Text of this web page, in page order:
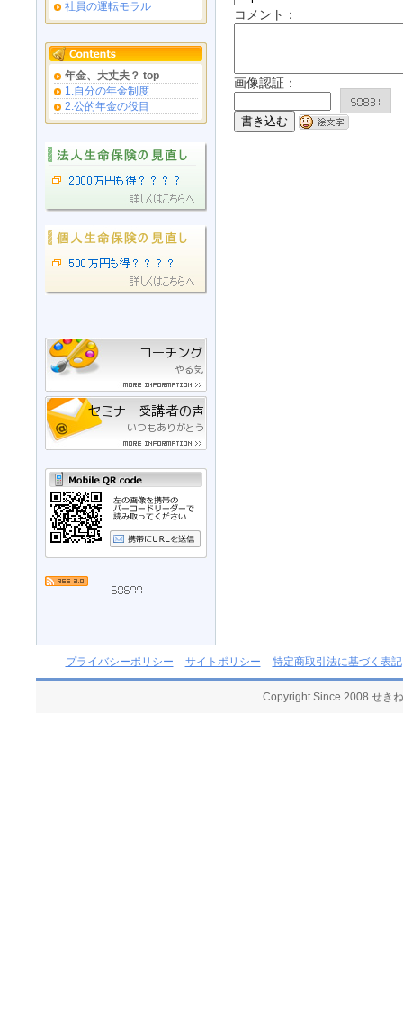
社員の運転モラル
年金、大丈夫？ top
1.自分の年金制度
2.公的年金の役目
コメント：
画像認証：
プライバシーポリシー サイトポリシー 特定商取引法に基づく表記
Copyright Since 2008 せき